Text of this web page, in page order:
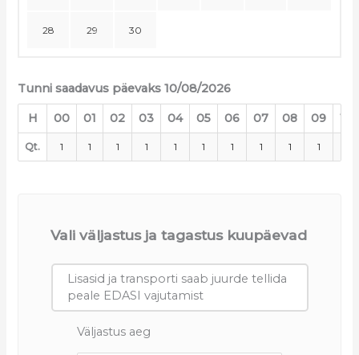
28 29 30
Tunni saadavus päevaks 10/08/2026
H 00 01 02 03 04 05 06 07 08 09 10
Qt. 1 1 1 1 1 1 1 1 1 1
Vali väljastus ja tagastus kuupäevad
Lisasid ja transporti saab juurde tellida
peale EDASI vajutamist
Väljastus aeg